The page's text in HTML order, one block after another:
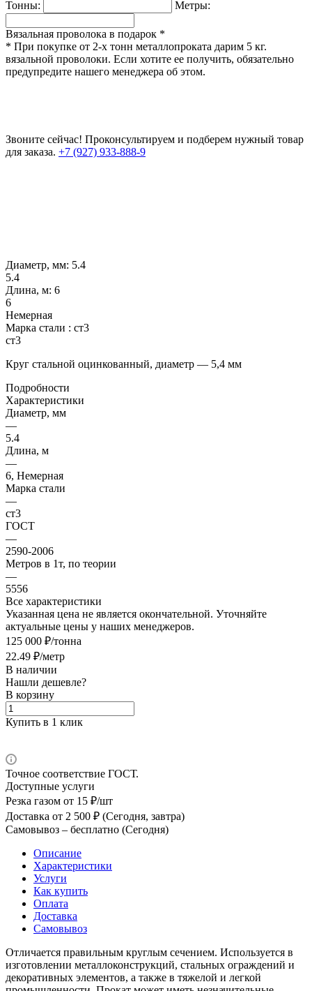
Тонны: Метры:
Вязальная проволока в подарок *
* При покупке от 2-х тонн металлопроката дарим 5 кг.
вязальной проволоки. Если хотите ее получить, обязательно
предупредите нашего менеджера об этом.
Звоните сейчас! Проконсультируем и подберем нужный товар
для заказа. +7 (927) 933-888-9
Диаметр, мм: 5.4
5.4
Длина, м: 6
6
Немерная
Марка стали : ст3
ст3
Круг стальной оцинкованный, диаметр — 5,4 мм
Подробности
Характеристики
Диаметр, мм
—
5.4
Длина, м
—
6, Немерная
Марка стали
—
ст3
ГОСТ
—
2590-2006
Метров в 1т, по теории
—
5556
Все характеристики
Указанная цена не является окончательной. Уточняйте
актуальные цены у наших менеджеров.
125 000 ₽/тонна
22.49 ₽/метр
В наличии
Нашли дешевле?
В корзину
Купить в 1 клик
Точное соответствие ГОСТ.
Доступные услуги
Резка газом от 15 ₽/шт
Доставка от 2 500 ₽ (Сегодня, завтра)
Самовывоз – бесплатно (Сегодня)
Описание
Характеристики
Услуги
Как купить
Оплата
Доставка
Самовывоз
Отличается правильным круглым сечением. Используется в
изготовлении металлоконструкций, стальных ограждений и
декоративных элементов, а также в тяжелой и легкой